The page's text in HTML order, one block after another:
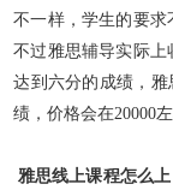
不一样，学生的要求
不过雅思辅导实际
达到六分的成绩，雅
绩，价格会在20000左
雅思线上课程怎么上